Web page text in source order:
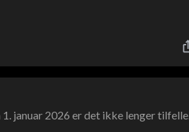
januar 2026 er det ikke lenger tilfelle.